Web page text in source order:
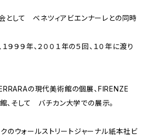
して ベネツィアビエンナーレとの同時
１９９９年、２００１年の５回、１０年に渡り
の現代美術館の個展、FIRENZE
そして バチカン大学での展示。
のウォールストリートジャーナル紙本社ビ